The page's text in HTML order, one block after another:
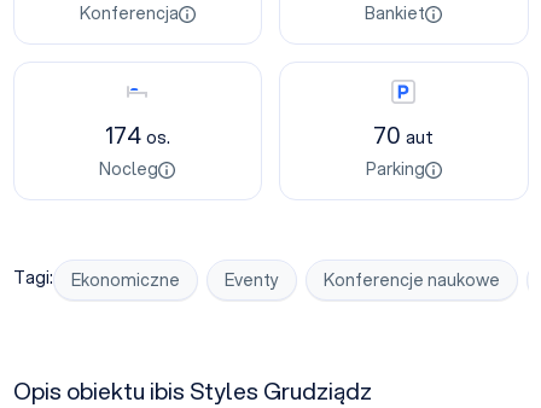
Konferencja Bankiet
Nocleg
174os.
Nocleg
Parking
70aut
Parking
Tagi: Ekonomiczne Eventy Konferencje naukowe
Opis obiektu ibis Styles Grudziądz